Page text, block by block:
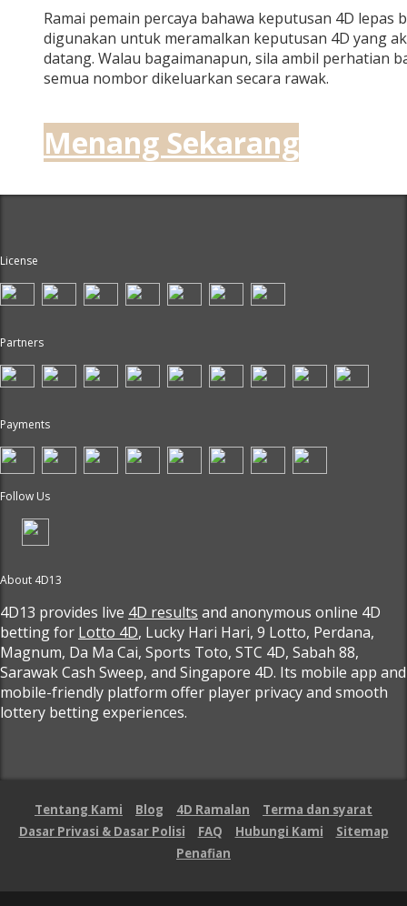
Ramai pemain percaya bahawa keputusan 4D lepas
digunakan untuk meramalkan keputusan 4D yang
datang. Walau bagaimanapun, sila ambil perhatian
semua nombor dikeluarkan secara rawak.
Menang Sekarang
License
Partners
Payments
Follow Us
About 4D13
4D13 provides live 4D results and anonymous online 4D
betting for Lotto 4D, Lucky Hari Hari, 9 Lotto, Perdana,
Magnum, Da Ma Cai, Sports Toto, STC 4D, Sabah 88,
Sarawak Cash Sweep, and Singapore 4D. Its mobile app and
mobile-friendly platform offer player privacy and smooth
lottery betting experiences.
Tentang Kami Blog 4D Ramalan
Terma dan syarat
Dasar Privasi & Dasar Polisi
FAQ Hubungi Kami
Sitemap
Penafian